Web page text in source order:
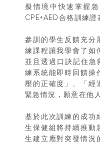
擬情境中快速掌握
CPE+AED合格訓練證
參訓的學生反饋充分
練課程讓我學會了如
並且透過口訣記住急
練系統能即時回饋操
壓的正確度」、「經
緊急情況，願意在他
基於此次訓練的成功
生保健組將持續推動
生建立應對突發情況